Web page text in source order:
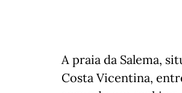
A praia da Salema,
Costa Vicentina,